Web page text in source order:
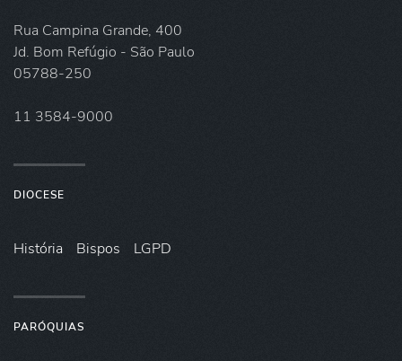
Rua Campina Grande, 400
Jd. Bom Refúgio - São Paulo
05788-250
11 3584-9000
DIOCESE
História Bispos LGPD
PARÓQUIAS